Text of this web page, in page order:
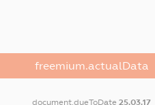
freemium.actualData
document.dueToDate25.03.17